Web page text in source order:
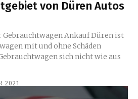
von Düren Autos
Ankauf Düren ist
mit und ohne Schäden
sich nicht wie aus
2021